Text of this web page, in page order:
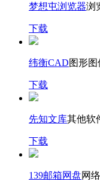
梦想屯浏览器浏
下载
纬衡CAD图形图
下载
先知文库其他软
下载
139邮箱网盘网